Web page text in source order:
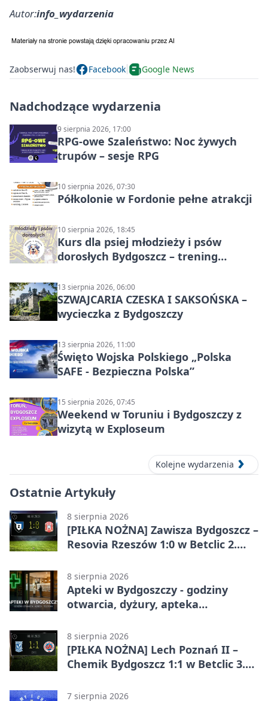
Autor:info_wydarzenia
Zaobserwuj nas! Facebook Google News
Nadchodzące wydarzenia
9 sierpnia 2026, 17:00
RPG-owe Szaleństwo: Noc żywych
trupów – sesje RPG
10 sierpnia 2026, 07:30
Półkolonie w Fordonie pełne atrakcji
10 sierpnia 2026, 18:45
Kurs dla psiej młodzieży i psów
dorosłych Bydgoszcz – trening
13 sierpnia 2026, 06:00
SZWAJCARIA CZESKA I SAKSOŃSKA –
wycieczka z Bydgoszczy
13 sierpnia 2026, 11:00
Święto Wojska Polskiego „Polska
SAFE - Bezpieczna Polska”
15 sierpnia 2026, 07:45
Weekend w Toruniu i Bydgoszczy z
wizytą w Exploseum
Kolejne wydarzenia
Ostatnie Artykuły
8 sierpnia 2026
[PIŁKA NOŻNA] Zawisza Bydgoszcz –
Resovia Rzeszów 1:0 w Betclic 2.
8 sierpnia 2026
Apteki w Bydgoszczy - godziny
otwarcia, dyżury, apteka
8 sierpnia 2026
[PIŁKA NOŻNA] Lech Poznań II –
Chemik Bydgoszcz 1:1 w Betclic 3.
Bydgoszczanie wywieźli punkt z
7 sierpnia 2026